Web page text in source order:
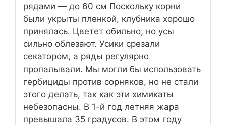
рядами — до 60 см Поскольку корни
были укрыты пленкой, клубника хорошо
принялась. Цветет обильно, но усы
сильно облезают. Усики срезали
секатором, а ряды регулярно
пропалывали. Мы могли бы использовать
гербициды против сорняков, но не стали
этого делать, так как эти химикаты
небезопасны. В 1-й год летняя жара
превышала 35 градусов. В этом году